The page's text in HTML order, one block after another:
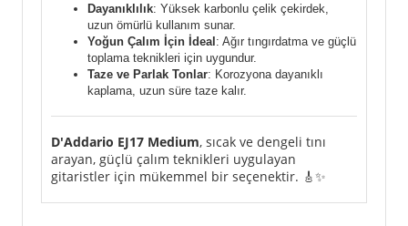
Dayanıklılık: Yüksek karbonlu çelik çekirdek,
uzun ömürlü kullanım sunar.
Yoğun Çalım İçin İdeal: Ağır tıngırdatma ve güçlü
toplama teknikleri için uygundur.
Taze ve Parlak Tonlar: Korozyona dayanıklı
kaplama, uzun süre taze kalır.
D'Addario EJ17 Medium, sıcak ve dengeli tını
arayan, güçlü çalım teknikleri uygulayan
gitaristler için mükemmel bir seçenektir. 🎸✨